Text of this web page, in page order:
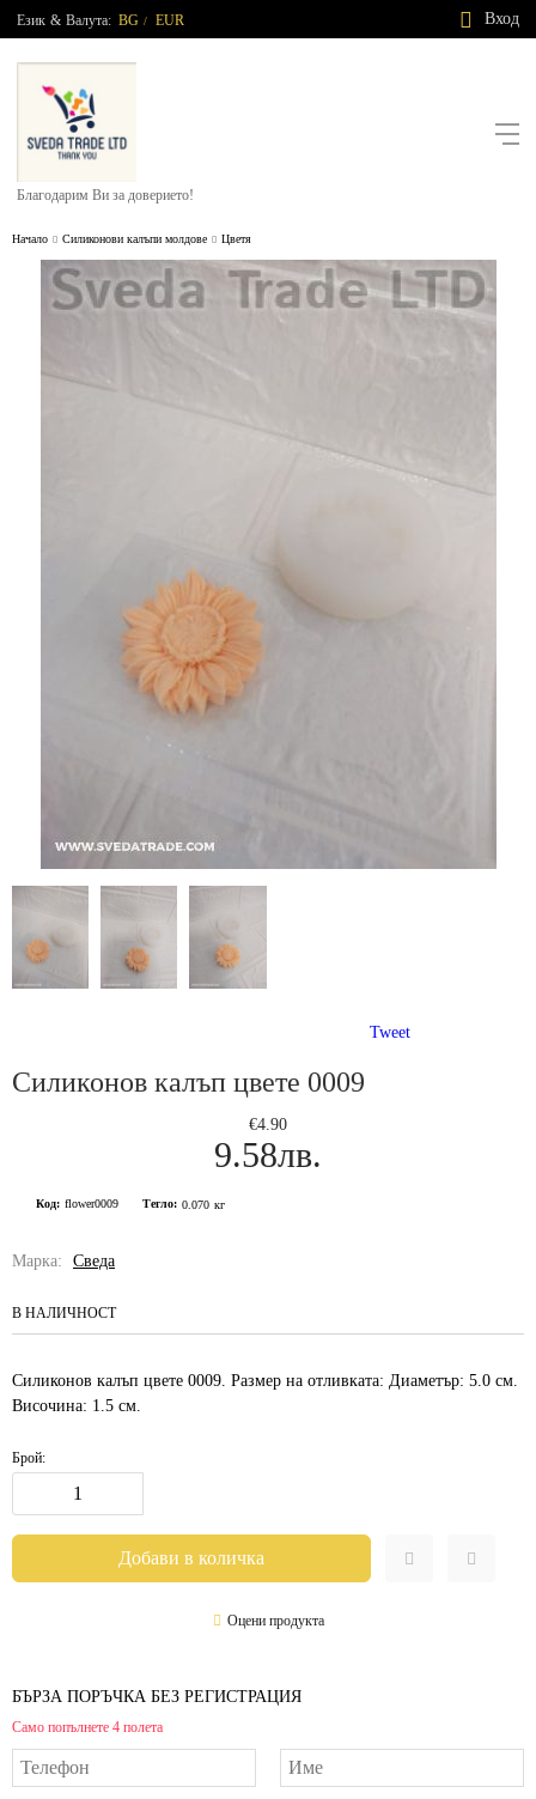
Език & Валута: BG / EUR Вход
Благодарим Ви за доверието!
Начало Силиконови калъпи молдове Цветя
Tweet
Силиконов калъп цвете 0009
€4.90
9.58лв.
Код: flower0009 Тегло: 0.070 кг
Марка: Сведа
В НАЛИЧНОСТ
Силиконов калъп цвете 0009. Размер на отливката: Диаметър: 5.0 см.
Височина: 1.5 см.
Брой:
Оцени продукта
БЪРЗА ПОРЪЧКА БЕЗ РЕГИСТРАЦИЯ
Само попълнете 4 полета